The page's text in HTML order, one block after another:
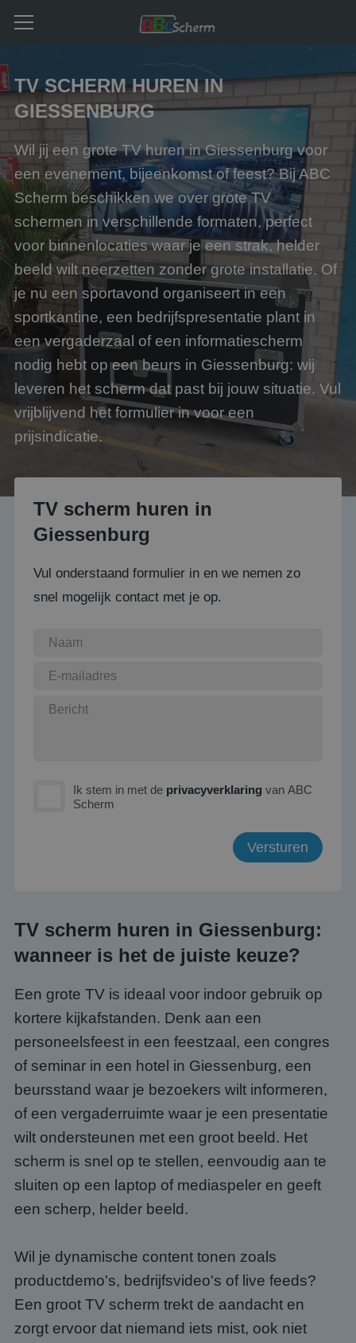
TV SCHERM HUREN IN
GIESSENBURG
Wil jij een grote TV huren in Giessenburg voor
een evenement, bijeenkomst of feest? Bij ABC
Scherm beschikken we over grote TV
schermen in verschillende formaten, perfect
voor binnenlocaties waar je een strak, helder
beeld wilt neerzetten zonder grote installatie. Of
je nu een sportavond organiseert in een
sportkantine, een bedrijfspresentatie plant in
een vergaderzaal of een informatiescherm
nodig hebt op een beurs in Giessenburg: wij
leveren het scherm dat past bij jouw situatie. Vul
vrijblijvend het formulier in voor een
prijsindicatie.
TV scherm huren in
Giessenburg
Vul onderstaand formulier in en we nemen zo
snel mogelijk contact met je op.
Ik stem in met de privacyverklaring van ABC
Scherm
TV scherm huren in Giessenburg:
wanneer is het de juiste keuze?
Een grote TV is ideaal voor indoor gebruik op
kortere kijkafstanden. Denk aan een
personeelsfeest in een feestzaal, een congres
of seminar in een hotel in Giessenburg, een
beursstand waar je bezoekers wilt informeren,
of een vergaderruimte waar je een presentatie
wilt ondersteunen met een groot beeld. Het
scherm is snel op te stellen, eenvoudig aan te
sluiten op een laptop of mediaspeler en geeft
een scherp, helder beeld.
Wil je dynamische content tonen zoals
productdemo's, bedrijfsvideo's of live feeds?
Een groot TV scherm trekt de aandacht en
zorgt ervoor dat niemand iets mist, ook niet